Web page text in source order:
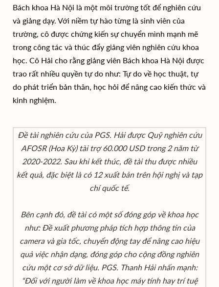
Bách khoa Hà Nội là một môi trường tốt để nghiên cứu
và giảng dạy. Với niềm tự hào từng là sinh viên của
trường, cô được chứng kiến sự chuyển mình mạnh mẽ
trong công tác và thúc đẩy giảng viên nghiên cứu khoa
học. Cô Hải cho rằng giảng viên Bách khoa Hà Nội được
trao rất nhiều quyền tự do như: Tự do về học thuật, tự
do phát triển bản thân, học hỏi để nâng cao kiến thức và
kinh nghiệm.
Đề tài nghiên cứu của PGS. Hải được Quỹ nghiên cứu
AFOSR (Hoa Kỳ) tài trợ 60.000 USD trong 2 năm từ
2020-2022. Sau khi kết thúc, đề tài thu được nhiều
kết quả, đặc biệt là có 12 xuất bản trên hội nghị và tạp
chí quốc tế.
Bên cạnh đó, đề tài có một số đóng góp về khoa học
như: Đề xuất phương pháp tích hợp thông tin của
camera và gia tốc, chuyển động tay để nâng cao hiệu
quả việc nhận dạng, đóng góp cho cộng đồng nghiên
cứu một cơ sở dữ liệu. PGS. Thanh Hải nhấn mạnh:
“Đối với người làm về khoa học máy tính hay trí tuệ